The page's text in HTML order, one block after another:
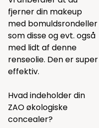
fjerner din makeup
med bomuldsrondeller
somdisseog evt. også
med lidt af denne
renseolie. Den er super
effektiv.
Hvad indeholder din
ZAO økologiske
concealer?